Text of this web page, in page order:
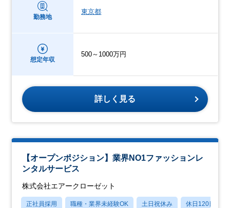
勤務地
東京都
想定年収
500～1000万円
詳しく見る
【オープンポジション】業界NO1ファッションレ
ンタルサービス
株式会社エアークローゼット
正社員採用 職種・業界未経験OK 土日祝休み 休日120日以上